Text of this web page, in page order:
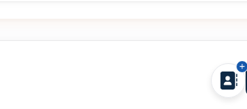
Empresa
Términos y